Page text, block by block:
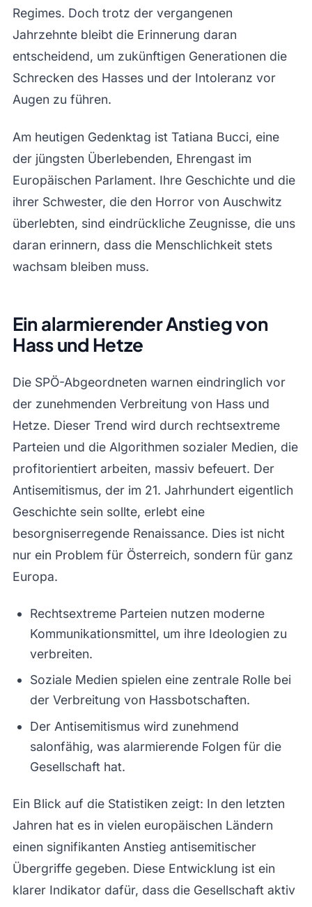
Regimes. Doch trotz der vergangenen
Jahrzehnte bleibt die Erinnerung daran
entscheidend, um zukünftigen Generationen die
Schrecken des Hasses und der Intoleranz vor
Augen zu führen.
Am heutigen Gedenktag ist Tatiana Bucci, eine
der jüngsten Überlebenden, Ehrengast im
Europäischen Parlament. Ihre Geschichte und die
ihrer Schwester, die den Horror von Auschwitz
überlebten, sind eindrückliche Zeugnisse, die uns
daran erinnern, dass die Menschlichkeit stets
wachsam bleiben muss.
Ein alarmierender Anstieg von
Hass und Hetze
Die SPÖ-Abgeordneten warnen eindringlich vor
der zunehmenden Verbreitung von Hass und
Hetze. Dieser Trend wird durch rechtsextreme
Parteien und die Algorithmen sozialer Medien, die
profitorientiert arbeiten, massiv befeuert. Der
Antisemitismus, der im 21. Jahrhundert eigentlich
Geschichte sein sollte, erlebt eine
besorgniserregende Renaissance. Dies ist nicht
nur ein Problem für Österreich, sondern für ganz
Europa.
Rechtsextreme Parteien nutzen moderne
Kommunikationsmittel, um ihre Ideologien zu
verbreiten.
Soziale Medien spielen eine zentrale Rolle bei
der Verbreitung von Hassbotschaften.
Der Antisemitismus wird zunehmend
salonfähig, was alarmierende Folgen für die
Gesellschaft hat.
Ein Blick auf die Statistiken zeigt: In den letzten
Jahren hat es in vielen europäischen Ländern
einen signifikanten Anstieg antisemitischer
Übergriffe gegeben. Diese Entwicklung ist ein
klarer Indikator dafür, dass die Gesellschaft aktiv